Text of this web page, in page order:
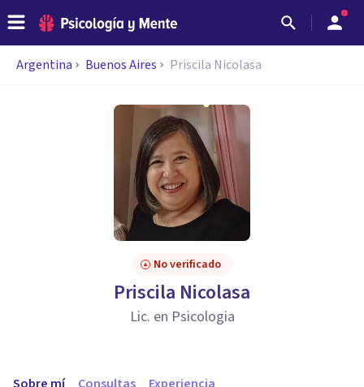
Argentina Buenos Aires Priscila Nicolasa
No verificado
Priscila Nicolasa
Lic. en Psicologia